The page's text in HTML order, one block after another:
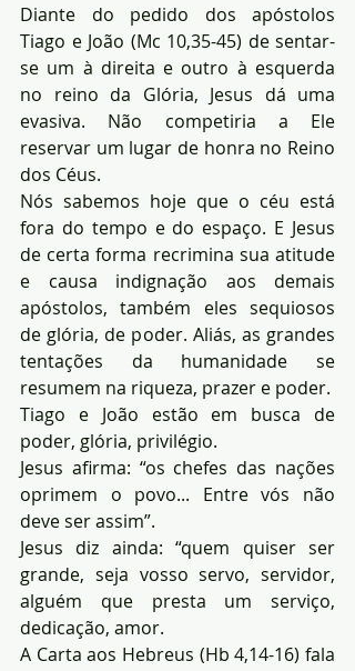
Diante do pedido dos apóstolos
Tiago e João (Mc 10,35-45) de sentar-
se um à direita e outro à esquerda
no reino da Glória, Jesus dá uma
evasiva. Não competiria a Ele
reservar um lugar de honra no Reino
dos Céus.
Nós sabemos hoje que o céu está
fora do tempo e do espaço. E Jesus
de certa forma recrimina sua atitude
e causa indignação aos demais
apóstolos, também eles sequiosos
de glória, de poder. Aliás, as grandes
tentações da humanidade se
resumem na riqueza, prazer e poder.
Tiago e João estão em busca de
poder, glória, privilégio.
Jesus afirma: “os chefes das nações
oprimem o povo... Entre vós não
deve ser assim”.
Jesus diz ainda: “quem quiser ser
grande, seja vosso servo, servidor,
alguém que presta um serviço,
dedicação, amor.
A Carta aos Hebreus (Hb 4,14-16) fala